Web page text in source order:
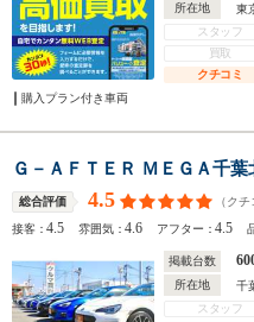
所在地
東
スタッフ
買取
クチコミ
購入プラン付き車両
Ｇ－ＡＦＴＥＲ ＭＥＧＡ千
総合評価 4.5 （ク
接客：4.5 雰囲気：4.6 アフター：4.5
掲載台数
所在地
千
スタッフ